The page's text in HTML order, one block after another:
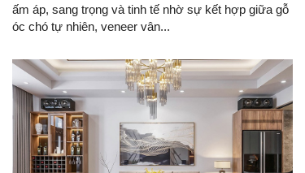
ấm áp, sang trọng và tinh tế nhờ sự kết hợp giữa gỗ
óc chó tự nhiên, veneer vân...